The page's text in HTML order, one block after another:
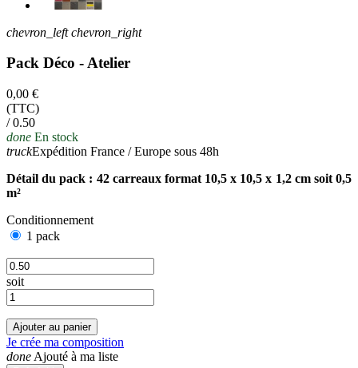
chevron_left chevron_right
Pack Déco - Atelier
0,00 €
(TTC)
/ 0.50
done En stock
truckExpédition France / Europe sous 48h
Détail du pack : 42 carreaux format 10,5 x 10,5 x 1,2 cm soit 0,5
m²
Conditionnement
1 pack
soit
Ajouter au panier
Je crée ma composition
done Ajouté à ma liste